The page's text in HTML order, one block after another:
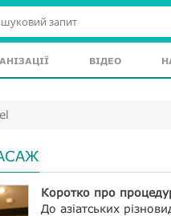
ВІДЕО
Коротко про
До азіатських